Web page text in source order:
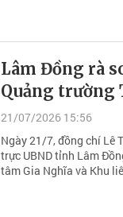
Lâm Đồng rà
Quảng trường
21/07/2026 15:56
Ngày 21/7, đồng chí Lê
trực UBND tỉnh Lâm
tâm Gia Nghĩa và Khu